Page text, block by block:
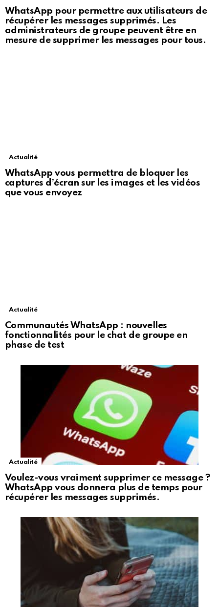
WhatsApp pour permettre aux utilisateurs de
récupérer les messages supprimés. Les
administrateurs de groupe peuvent être en
mesure de supprimer les messages pour tous.
Actualité
WhatsApp vous permettra de bloquer les
captures d’écran sur les images et les vidéos
que vous envoyez
Actualité
Communautés WhatsApp : nouvelles
fonctionnalités pour le chat de groupe en
phase de test
Actualité
Voulez-vous vraiment supprimer ce message ?
WhatsApp vous donnera plus de temps pour
récupérer les messages supprimés.